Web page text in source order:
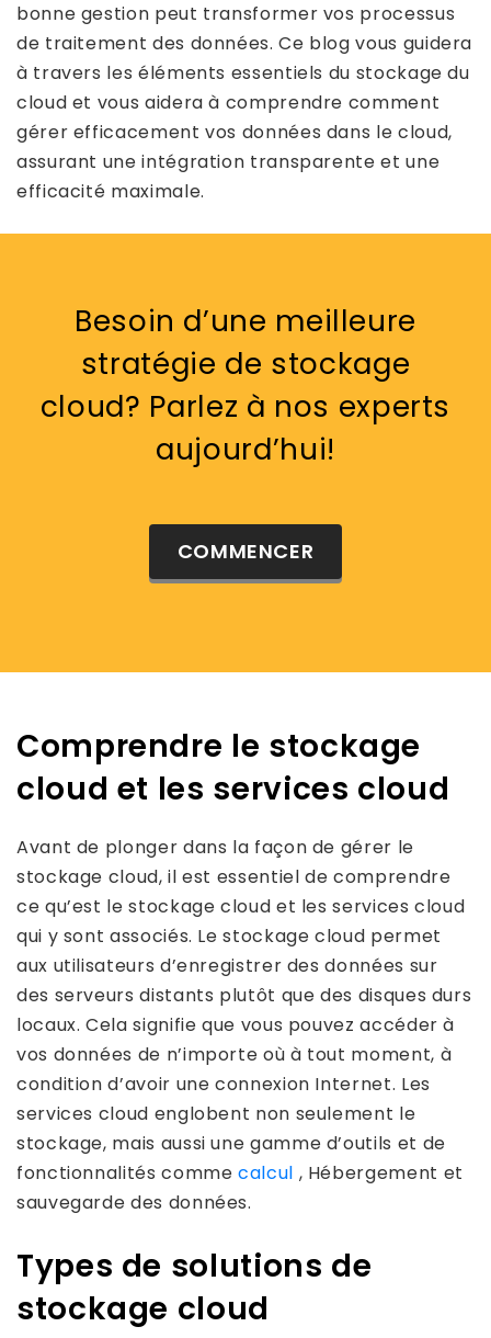
bonne gestion peut transformer vos processus
de traitement des données. Ce blog vous guidera
à travers les éléments essentiels du stockage du
cloud et vous aidera à comprendre comment
gérer efficacement vos données dans le cloud,
assurant une intégration transparente et une
efficacité maximale.
Besoin d’une meilleure
stratégie de stockage
cloud? Parlez à nos experts
aujourd’hui!
COMMENCER
Comprendre le stockage
cloud et les services cloud
Avant de plonger dans la façon de gérer le
stockage cloud, il est essentiel de comprendre
ce qu’est le stockage cloud et les services cloud
qui y sont associés. Le stockage cloud permet
aux utilisateurs d’enregistrer des données sur
des serveurs distants plutôt que des disques durs
locaux. Cela signifie que vous pouvez accéder à
vos données de n’importe où à tout moment, à
condition d’avoir une connexion Internet. Les
services cloud englobent non seulement le
stockage, mais aussi une gamme d’outils et de
fonctionnalités commecalcul , Hébergement et
sauvegarde des données.
Types de solutions de
stockage cloud